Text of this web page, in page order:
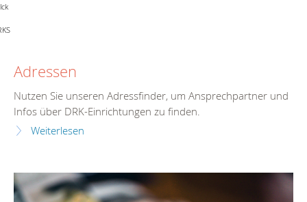
Adressen
Nutzen Sie unseren Adressfinder, um Ansprechpartner und
Infos über DRK-Einrichtungen zu finden.
Weiterlesen